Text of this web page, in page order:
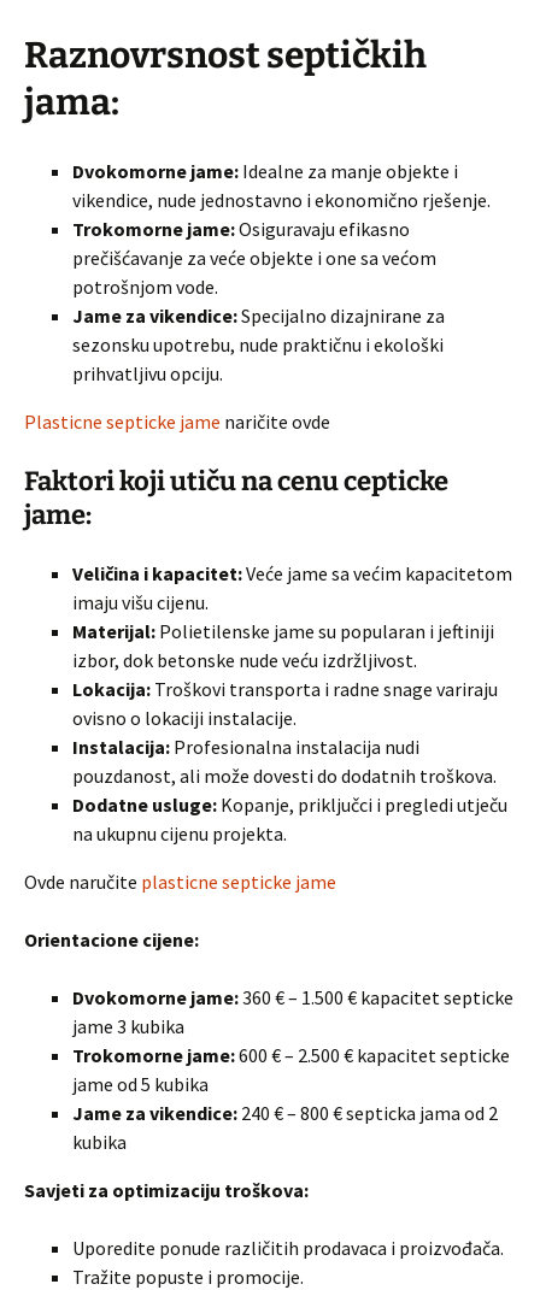
Raznovrsnost septičkih
jama:
Dvokomorne jame: Idealne za manje objekte i
vikendice, nude jednostavno i ekonomično rješenje.
Trokomorne jame:Osiguravaju efikasno
prečišćavanje za veće objekte i one sa većom
potrošnjom vode.
Jame za vikendice:Specijalno dizajnirane za
sezonsku upotrebu, nude praktičnu i ekološki
prihvatljivu opciju.
Plasticne septicke jame naričite ovde
Faktori koji utiču na cenu cepticke
jame:
Veličina i kapacitet:Veće jame sa većim kapacitetom
imaju višu cijenu.
Materijal: Polietilenske jame su popularan i jeftiniji
izbor, dok betonske nude veću izdržljivost.
Lokacija: Troškovi transporta i radne snage variraju
ovisno o lokaciji instalacije.
Instalacija: Profesionalna instalacija nudi
pouzdanost, ali može dovesti do dodatnih troškova.
Dodatne usluge: Kopanje, priključci i pregledi utječu
na ukupnu cijenu projekta.
Ovde naručite plasticne septicke jame
Orientacione cijene:
Dvokomorne jame:360 € – 1.500 € kapacitet septicke
jame 3 kubika
Trokomorne jame:600 € – 2.500 € kapacitet septicke
jame od 5 kubika
Jame za vikendice: 240 € – 800 € septicka jama od 2
kubika
Savjeti za optimizaciju troškova:
Uporedite ponude različitih prodavaca i proizvođača.
Tražite popuste i promocije.